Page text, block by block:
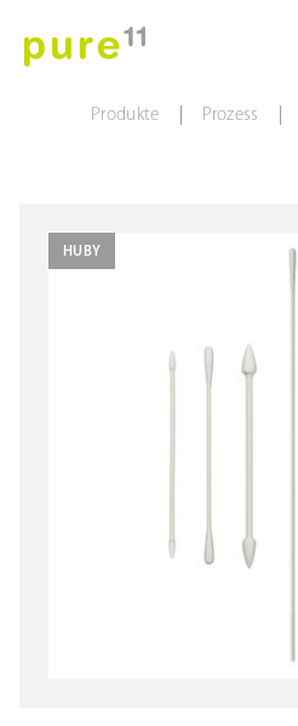
Produkte Prozess
HUBY